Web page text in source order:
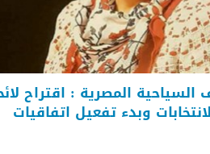
المصرية : اقتراح لائحة
وبدء تفعيل اتفاقيات